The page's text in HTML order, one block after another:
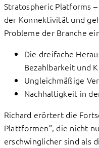
Stratospheric Platforms
der Konnektivität und
Probleme der Branche
Die dreifache
Bezahlbarkeit und
Ungleichmäßige
Nachhaltigkeit in
Richard erörtert die
Plattformen”, die nicht
erschwinglicher sind als